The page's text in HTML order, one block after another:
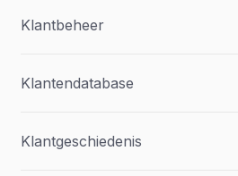
Klantbeheer
Klantendatabase
Klantgeschiedenis